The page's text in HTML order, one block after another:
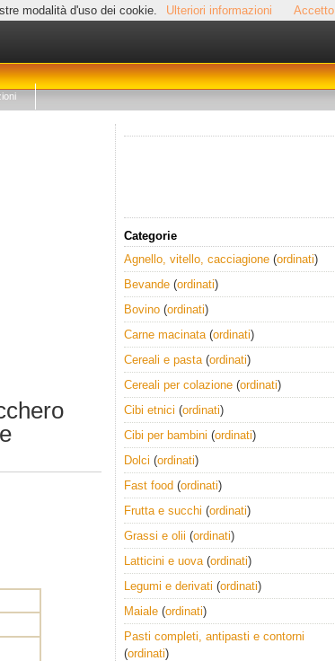
modalità d'uso dei cookie. Ulteriori informazioni Accetto
Categorie
Agnello, vitello, cacciagione (ordinati)
Bevande (ordinati)
Bovino (ordinati)
Carne macinata(ordinati)
Cereali e pasta(ordinati)
Cereali per colazione (ordinati)
Cibi etnici (ordinati)
Cibi per bambini (ordinati)
Dolci (ordinati)
Fast food (ordinati)
Frutta e succhi (ordinati)
Grassi e olii (ordinati)
Latticini e uova(ordinati)
Legumi e derivati (ordinati)
Maiale (ordinati)
Pasti completi, antipasti e contorni
(ordinati)